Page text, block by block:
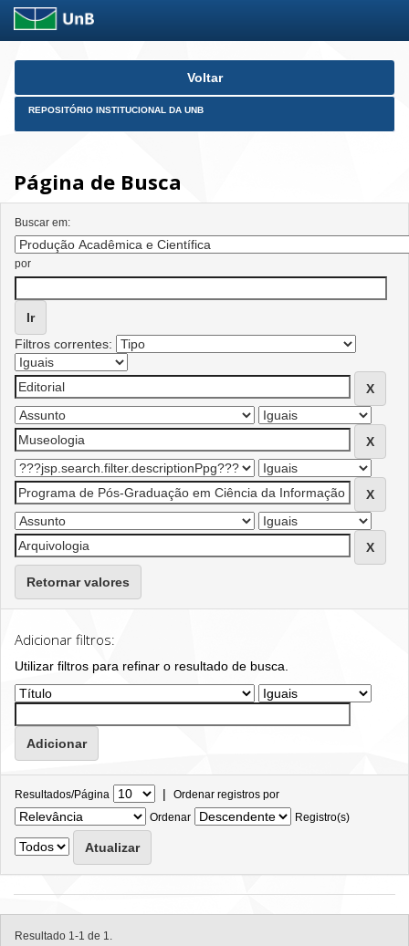
Skip
Voltar
REPOSITÓRIO INSTITUCIONAL DA UNB
Página de Busca
Buscar em:
por
Filtros correntes:
Retornar valores
Adicionar filtros:
Utilizar filtros para refinar o resultado de busca.
Resultados/Página | Ordenar registros por
Ordenar
Registro(s)
Resultado 1-1 de 1.